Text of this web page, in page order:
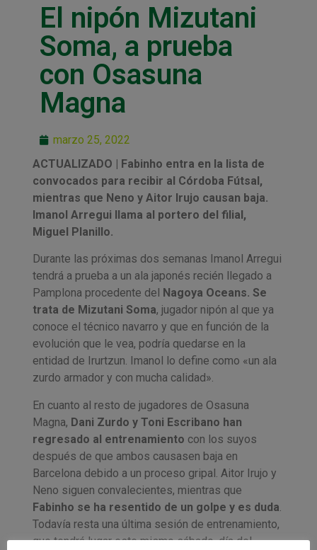
El nipón Mizutani
Soma, a prueba
con Osasuna
Magna
marzo 25, 2022
ACTUALIZADO | Fabinho entra en la lista de
convocados para recibir al Córdoba Fútsal,
mientras que Neno y Aitor Irujo causan baja.
Imanol Arregui llama al portero del filial,
Miguel Planillo.
Durante las próximas dos semanas Imanol Arregui
tendrá a prueba a un ala japonés recién llegado a
Pamplona procedente del Nagoya Oceans. Se
trata de Mizutani Soma, jugador nipón al que ya
conoce el técnico navarro y que en función de la
evolución que le vea, podría quedarse en la
entidad de Irurtzun. Imanol lo define como «un ala
zurdo armador y con mucha calidad».
En cuanto al resto de jugadores de Osasuna
Magna, Dani Zurdo y Toni Escribano han
regresado al entrenamiento con los suyos
después de que ambos causasen baja en
Barcelona debido a un proceso gripal. Aitor Irujo y
Neno siguen convalecientes, mientras que
Fabinho se ha resentido de un golpe y es duda
Todavía resta una última sesión de entrenamiento,
que tendrá lugar este mismo sábado, día del